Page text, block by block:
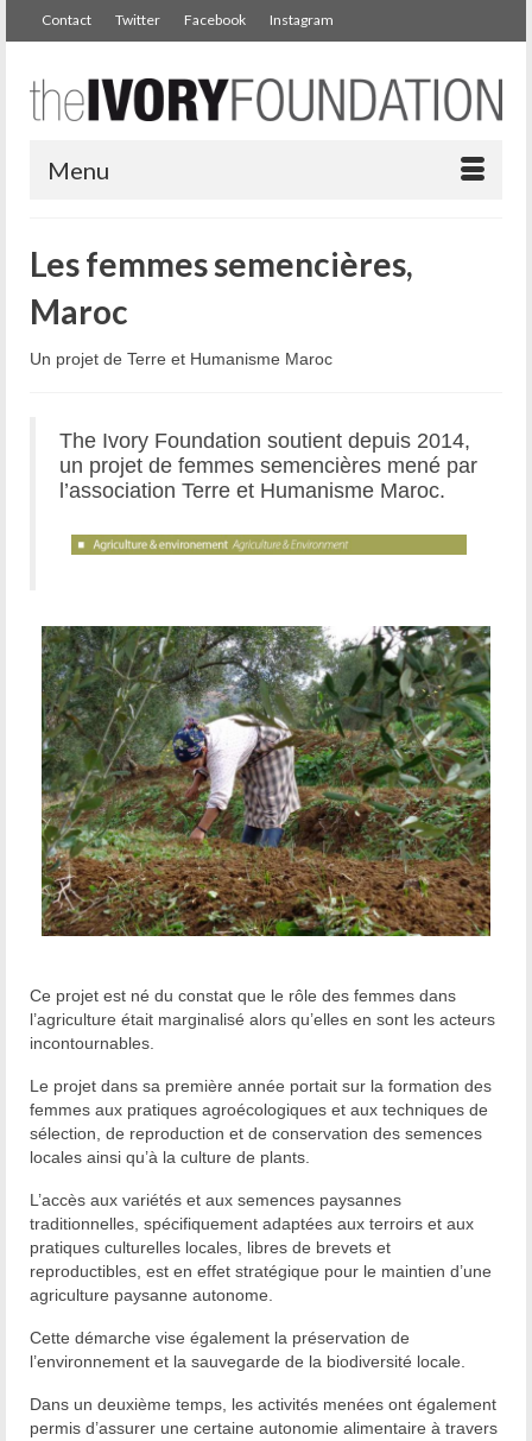
Contact Twitter Facebook Instagram
Menu
Les femmes semencières,
Maroc
Un projet de Terre et Humanisme Maroc
The Ivory Foundation soutient depuis 2014,
un projet de femmes semencières mené par
l’association Terre et Humanisme Maroc.
Ce projet est né du constat que le rôle des femmes dans
l’agriculture était marginalisé alors qu’elles en sont les acteurs
incontournables.
Le projet dans sa première année portait sur la formation des
femmes aux pratiques agroécologiques et aux techniques de
sélection, de reproduction et de conservation des semences
locales ainsi qu’à la culture de plants.
L’accès aux variétés et aux semences paysannes
traditionnelles, spécifiquement adaptées aux terroirs et aux
pratiques culturelles locales, libres de brevets et
reproductibles, est en effet stratégique pour le maintien d’une
agriculture paysanne autonome.
Cette démarche vise également la préservation de
l’environnement et la sauvegarde de la biodiversité locale.
Dans un deuxième temps, les activités menées ont également
permis d’assurer une certaine autonomie alimentaire à travers